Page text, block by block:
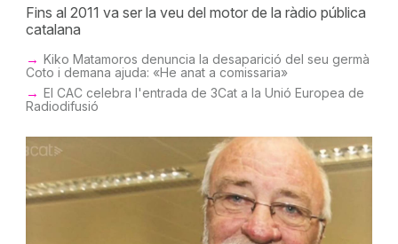
Fins al 2011 va ser la veu del motor de la ràdio pública
catalana
Kiko Matamoros denuncia la desaparició del seu germà
Coto i demana ajuda: «He anat a comissaria»
El CAC celebra l'entrada de 3Cat a la Unió Europea de
Radiodifusió